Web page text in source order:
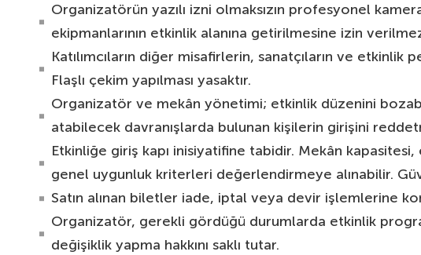
Organizatörün yazılı izni olmaksızın profesyonel
ekipmanlarının etkinlik alanına getirilmesine izin
Katılımcıların diğer misafirlerin, sanatçıların ve
Flaşlı çekim yapılması yasaktır.
Organizatör ve mekân yönetimi; etkinlik düzenini
atabilecek davranışlarda bulunan kişilerin girişini
Etkinliğe giriş kapı inisiyatifine tabidir. Mekân
genel uygunluk kriterleri değerlendirmeye alınabilir.
Satın alınan biletler iade, iptal veya devir işlemlerine
Organizatör, gerekli gördüğü durumlarda etkinlik
değişiklik yapma hakkını saklı tutar.